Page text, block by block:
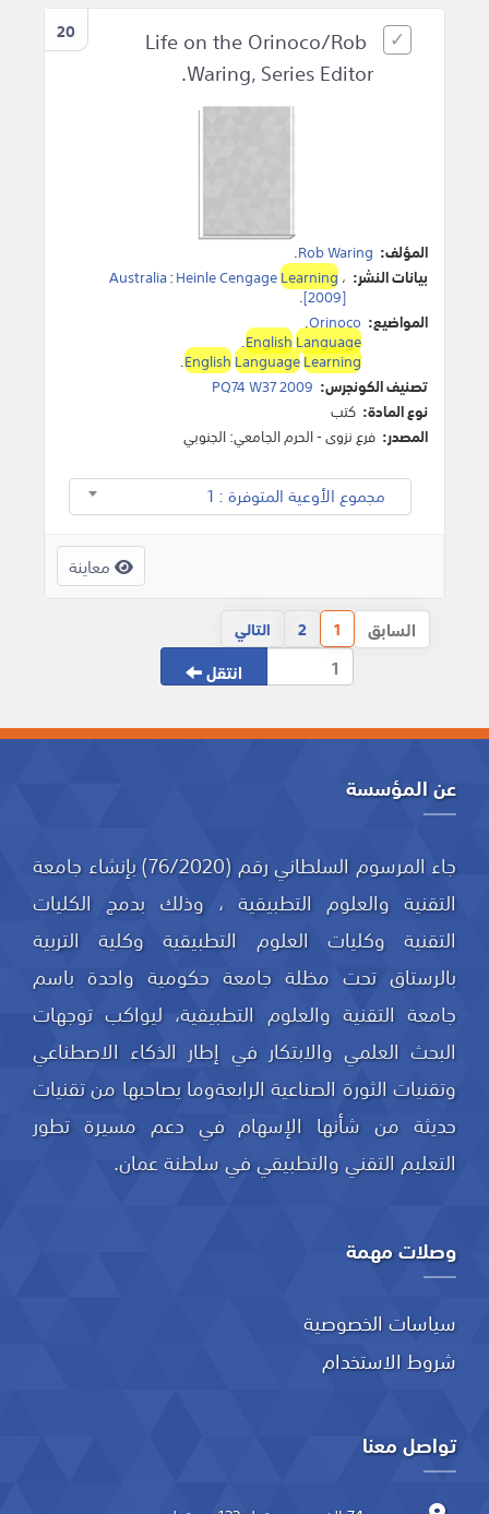
20
Life on the Orinoco/Rob
Waring, Series Editor.
المؤلف: Rob Waring
.
بيانات النشر:
Australia:Heinle CengageLearning،
[2009]
.
المواضيع: Orinoco
.
EnglishLanguage
.
EnglishLanguageLearning
.
تصنيف الكونجرس: PQ74 W37 2009
نوع المادة: كتب
المصدر: فرع نزوى - الحرم الجامعي: الجنوبي
مجموع الأوعية المتوفرة : 1
معاينة
السابق 1
2 التالي
انتقل
عن المؤسسة
جاء المرسوم السلطاني رقم (76/2020) بإنشاء جامعة
التقنية والعلوم التطبيقية ، وذلك بدمج الكليات
التقنية وكليات العلوم التطبيقية وكلية التربية
بالرستاق تحت مظلة جامعة حكومية واحدة باسم
جامعة التقنية والعلوم التطبيقية، ليواكب توجهات
البحث العلمي والابتكار في إطار الذكاء الاصطناعي
وتقنيات الثورة الصناعية الرابعةوما يصاحبها من تقنيات
حديثة من شأنها الإسهام في دعم مسيرة تطور
التعليم التقني والتطبيقي في سلطنة عمان.
وصلات مهمة
سياسات الخصوصية
شروط الاستخدام
تواصل معنا